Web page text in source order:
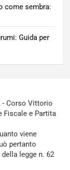
come sembra:
Guida per
- Corso Vittorio
Fiscale e Partita
viene
pertanto
legge n. 62